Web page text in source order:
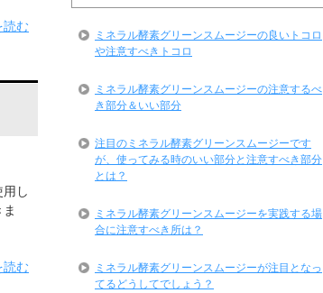
読む
し
読む
ミネラル酵素グリーンスムージーの良いトコロ
や注意すべきトコロ
ミネラル酵素グリーンスムージーの注意するべ
き部分＆いい部分
注目のミネラル酵素グリーンスムージーです
が、使ってみる時のいい部分と注意すべき部分
とは？
ミネラル酵素グリーンスムージーを実践する場
合に注意すべき所は？
ミネラル酵素グリーンスムージーが注目となっ
てるどうしてでしょう？